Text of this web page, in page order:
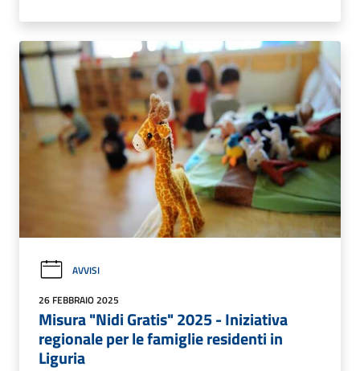
AVVISI
26 FEBBRAIO 2025
Misura "Nidi Gratis" 2025 - Iniziativa
regionale per le famiglie residenti in
Liguria